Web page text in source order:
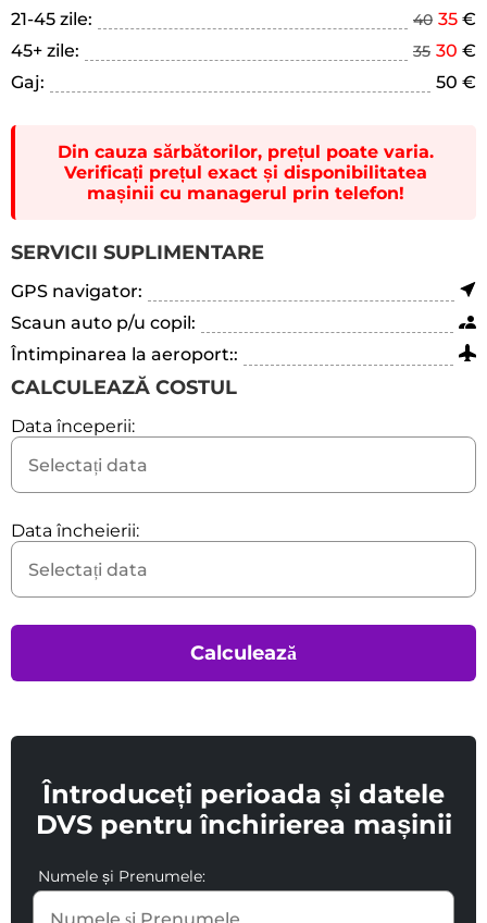
21-45 zile:
40 35 €
45+ zile:
35 30 €
Gaj:
50 €
Din cauza sărbătorilor, prețul poate varia.
Verificați prețul exact și disponibilitatea
mașinii cu managerul prin telefon!
SERVICII SUPLIMENTARE
GPS navigator:
Scaun auto p/u copil:
Întimpinarea la aeroport::
CALCULEAZĂ COSTUL
Data începerii:
Data încheierii:
Calculează
Întroduceți perioada și datele
DVS pentru închirierea mașinii
Numele și Prenumele: